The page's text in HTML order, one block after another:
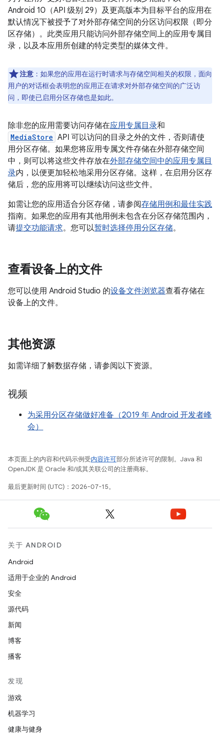
Android 10（API 级别 29）及更高版本为目标平台的应用在
默认情况下被授予了对外部存储空间的分区访问权限（即分
区存储）。此类应用只能访问外部存储空间上的应用专属目
录，以及本应用所创建的特定类型的媒体文件。
注意 ：如果您的应用在运行时请求与存储空间相关的权限，面向
用户的对话框会表明您的应用正在请求对外部存储空间的广泛访
问，即使已启用分区存储也是如此。
除非您的应用需要访问存储在应用专属目录和
MediaStore API 可以访问的目录之外的文件，否则请使
用分区存储。如果您将应用专属文件存储在外部存储空间
中，则可以将这些文件存放在外部存储空间中的应用专属目
录内，以便更加轻松地采用分区存储。这样，在启用分区存
储后，您的应用将可以继续访问这些文件。
如需让您的应用适合分区存储，请参阅存储用例和最佳实践
指南。如果您的应用有其他用例未包含在分区存储范围内，
请提交功能请求。您可以暂时选择停用分区存储。
查看设备上的文件
您可以使用 Android Studio 的设备文件浏览器查看存储在
设备上的文件。
其他资源
如需详细了解数据存储，请参阅以下资源。
视频
为采用分区存储做好准备（2019 年 Android 开发者峰
会）
本页面上的内容和代码示例受内容许可部分所述许可的限制。Java 和
OpenJDK 是 Oracle 和/或其关联公司的注册商标。
最后更新时间 (UTC)：2026-07-15。
关于 ANDROID
Android
适用于企业的 Android
安全
源代码
新闻
博客
播客
发现
游戏
机器学习
健康与健身